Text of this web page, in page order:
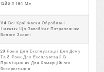
1286 Х 194 Мм
V4 Всі Краї Фаски Оброблені
Isowaх Що Запобігає Потраплянню
Вологи Ззовні
20 Років Для Експлуатації Для Дому
Та 3 Роки Для Експлуатації В
Приміщеннях Для Комерційного
Використання